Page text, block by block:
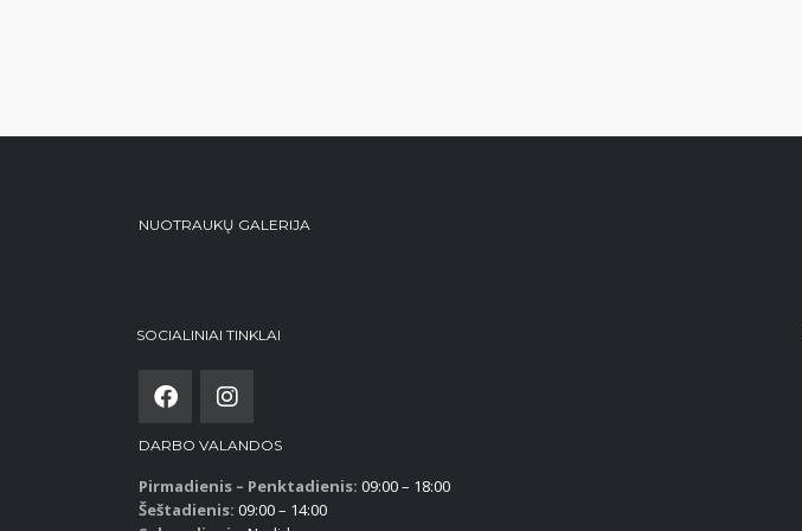
NUOTRAUKŲ GALERIJA
SOCIALINIAI TINKLAI
DARBO VALANDOS
Pirmadienis – Penktadienis: 09:00 – 18:00
Šeštadienis: 09:00 – 14:00